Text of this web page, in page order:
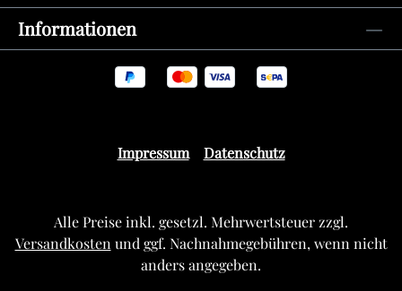
Informationen
Impressum Datenschutz
Alle Preise inkl. gesetzl. Mehrwertsteuer zzgl.
Versandkosten und ggf. Nachnahmegebühren, wenn nicht
anders angegeben.